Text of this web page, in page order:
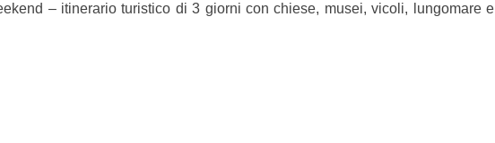
– itinerario turistico di 3 giorni con chiese, musei, vicoli, lungomare e